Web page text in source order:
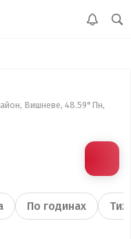
Вишневе, 48.59°Пн,
По годинах